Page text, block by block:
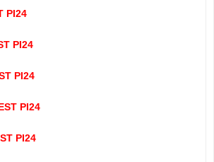
PI24
PI24
PI24
PI24
PI24